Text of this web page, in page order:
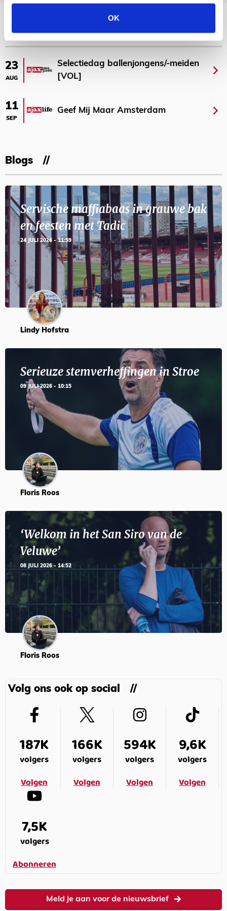
OK
AGENDA
23
AUG
Selectiedag ballenjongens/-meiden
[VOL]
11
SEP
Geef Mij Maar Amsterdam
Blogs
Servische maffiabaas in grauwe bak
en feesten met Tadic
24 JULI 2026 - 11:59
Lindy Hofstra
Serieuze stemverheffingen in Stroe
09 JULI 2026 - 10:15
Floris Roos
‘Welkom in het San Siro van de
Veluwe’
08 JULI 2026 - 14:52
Floris Roos
Volg ons ook op social
187K
volgers
Volgen
166K
volgers
Volgen
594K
volgers
Volgen
9,6K
volgers
Volgen
7,5K
volgers
Abonneren
Meld je aan voor de nieuwsbrief